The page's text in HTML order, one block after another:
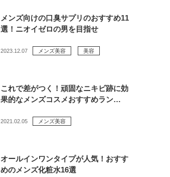
メンズ向けの口臭サプリのおすすめ11
選！ニオイゼロの男を目指せ
2023.12.07 メンズ美容 美容
これで差がつく！頑固なニキビ跡に効
果的なメンズコスメおすすめラン…
2021.02.05 メンズ美容
オールインワンタイプが人気！おすす
めのメンズ化粧水16選